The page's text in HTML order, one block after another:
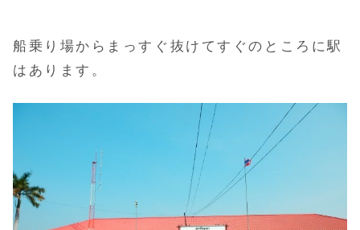
船乗り場からまっすぐ抜けてすぐのところに駅
はあります。